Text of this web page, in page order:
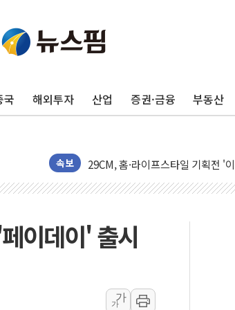
국 해외투자 산업 증권·금융 부동산
속보
"유니셈, 메모리 투자 재개·원가
샤페론, 임시주총서 5대1 액면병
29CM, 홈·라이프스타일 기획전 '
새온, '자율주행자동차 AI 미션 챌
사우디 "북·남서 이란 지휘 아래
GLN인터내셔널, 방한 외국인 QR
에스트래픽, LS 일렉트릭 철도신
이데이' 출시
가
가